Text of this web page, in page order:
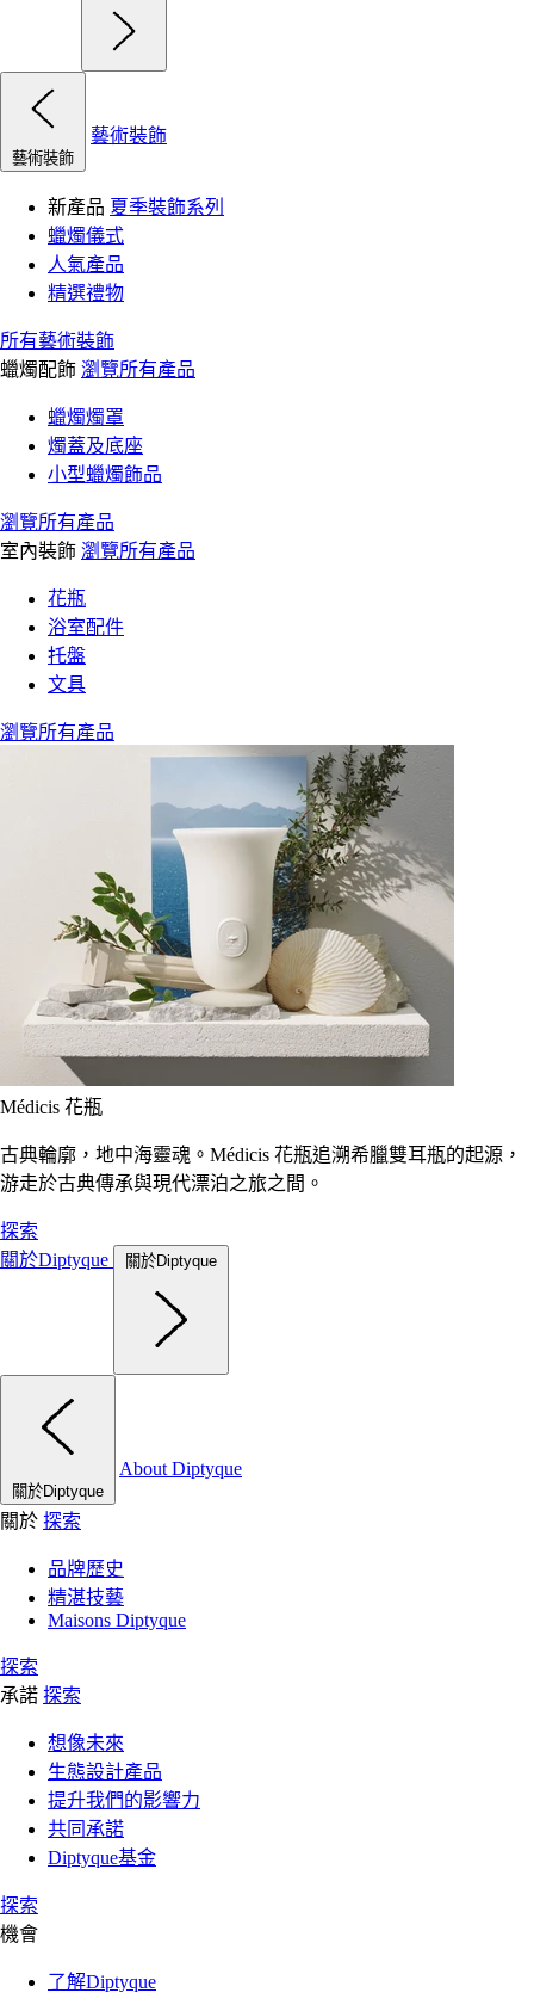
藝術裝飾
藝術裝飾
新產品 夏季裝飾系列
蠟燭儀式
人氣產品
精選禮物
所有藝術裝飾
蠟燭配飾 瀏覽所有產品
蠟燭燭罩
燭蓋及底座
小型蠟燭飾品
瀏覽所有產品
室內裝飾 瀏覽所有產品
花瓶
浴室配件
托盤
文具
瀏覽所有產品
Médicis 花瓶
古典輪廓，地中海靈魂。Médicis 花瓶追溯希臘雙耳瓶的起源，
游走於古典傳承與現代漂泊之旅之間。
探索
關於Diptyque
關於Diptyque
關於Diptyque
About Diptyque
關於 探索
品牌歷史
精湛技藝
Maisons Diptyque
探索
承諾 探索
想像未來
生態設計產品
提升我們的影響力
共同承諾
Diptyque基金
探索
機會
了解Diptyque